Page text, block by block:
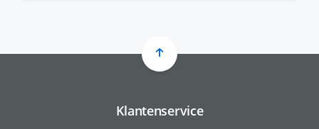
Klantenservice